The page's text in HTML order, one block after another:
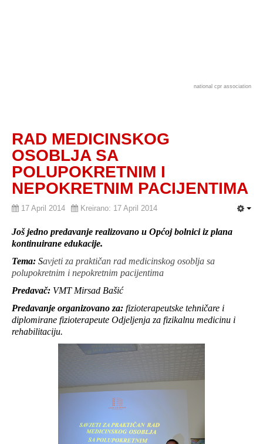
national cpr association
RAD MEDICINSKOG
OSOBLJA SA
POLUPOKRETNIM I
NEPOKRETNIM PACIJENTIMA
17 April 2014 Kreirano: 17 April 2014
Još jedno predavanje realizovano u Općoj bolnici iz plana
kontinuirane edukacije.
Tema: Savjeti za praktičan rad medicinskog osoblja sa
polupokretnim i nepokretnim pacijentima
Predavač: VMT Mirsad Bašić
Predavanje organizovano za: fizioterapeutske tehničare i
diplomirane fizioterapeute Odjeljenja za fizikalnu medicinu i
rehabilitaciju.